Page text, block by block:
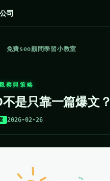
司
免費seo顧問學習小教室
與策略
是只靠一篇爆文？
2026-02-26